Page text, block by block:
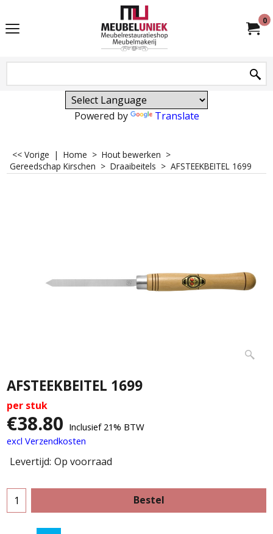
0
Powered by Translate
<< Vorige | Home > Hout bewerken >
Gereedschap Kirschen > Draaibeitels > AFSTEEKBEITEL 1699
AFSTEEKBEITEL 1699
per stuk
€38.80 Inclusief 21% BTW
excl Verzendkosten
Levertijd: Op voorraad
Bestel